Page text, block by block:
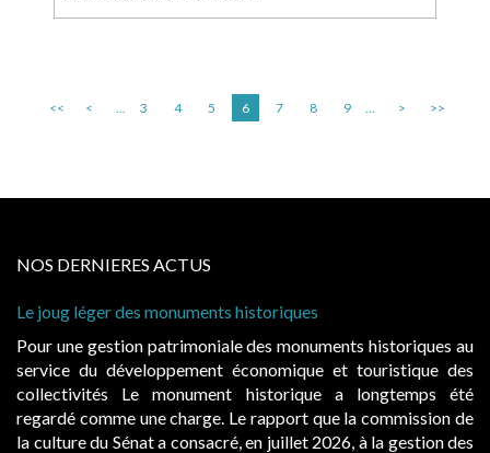
<< < ... 3 4 5 6 7 8 9 ... > >>
NOS DERNIERES ACTUS
monuments historiques au
et touristique des
a longtemps été
que la commission de
juillet 2026, à la gestion des
Cabines de plage : le juge admet
Evocatrices des bains de mer,
également un beau sujet
public, elles donnent lieu au
d’occupation. Saisies par des